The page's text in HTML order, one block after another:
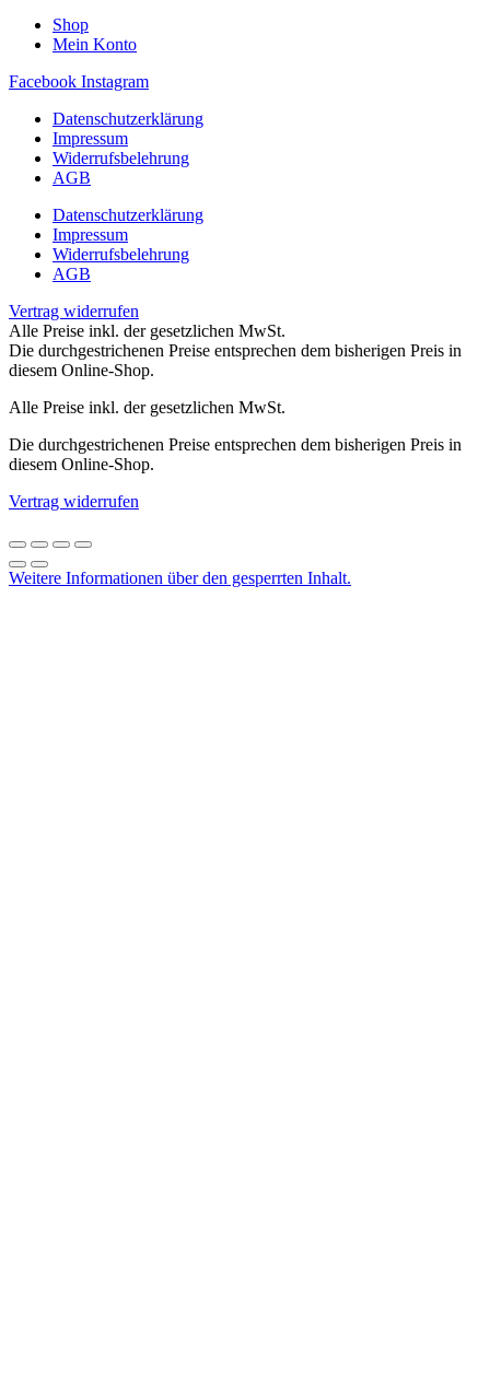
Shop
Mein Konto
Facebook Instagram
Datenschutzerklärung
Impressum
Widerrufsbelehrung
AGB
Datenschutzerklärung
Impressum
Widerrufsbelehrung
AGB
Vertrag widerrufen
Alle Preise inkl. der gesetzlichen MwSt.
Die durchgestrichenen Preise entsprechen dem bisherigen Preis in
diesem Online-Shop.
Alle Preise inkl. der gesetzlichen MwSt.
Die durchgestrichenen Preise entsprechen dem bisherigen Preis in
diesem Online-Shop.
Vertrag widerrufen
Weitere Informationen über den gesperrten Inhalt.